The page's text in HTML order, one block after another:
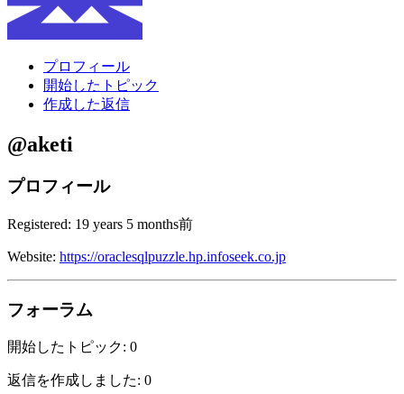
プロフィール
開始したトピック
作成した返信
@aketi
プロフィール
Registered: 19 years 5 months前
Website: https://oraclesqlpuzzle.hp.infoseek.co.jp
フォーラム
開始したトピック: 0
返信を作成しました: 0